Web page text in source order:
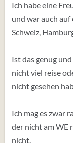
Ich habe eine
und war auch auf
Schweiz,
Ist das genug
nicht viel reise
nicht gesehen
Ich mag es zwar
der nicht am WE
nicht.